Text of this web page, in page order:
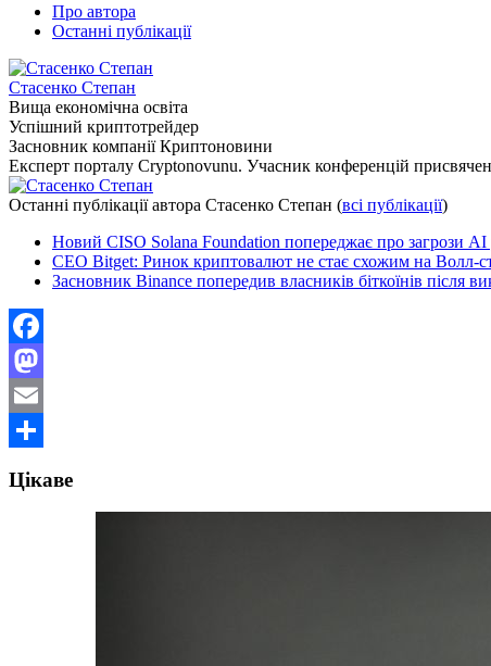
Про автора
Останні публікації
Стасенко Степан
Вища економічна освіта
Успішний криптотрейдер
Засновник компанії Криптоновини
Експерт порталу Cryptonovunu. Учасник конференцій
Останні публікації автора Стасенко Степан (всі публікації)
Новий CISO Solana Foundation попереджає про загрози AI
CEO Bitget: Ринок криптовалют не стає схожим на Волл-
Засновник Binance попередив власників біткоїнів після
Facebook
Mastodon
Email
Цікаве